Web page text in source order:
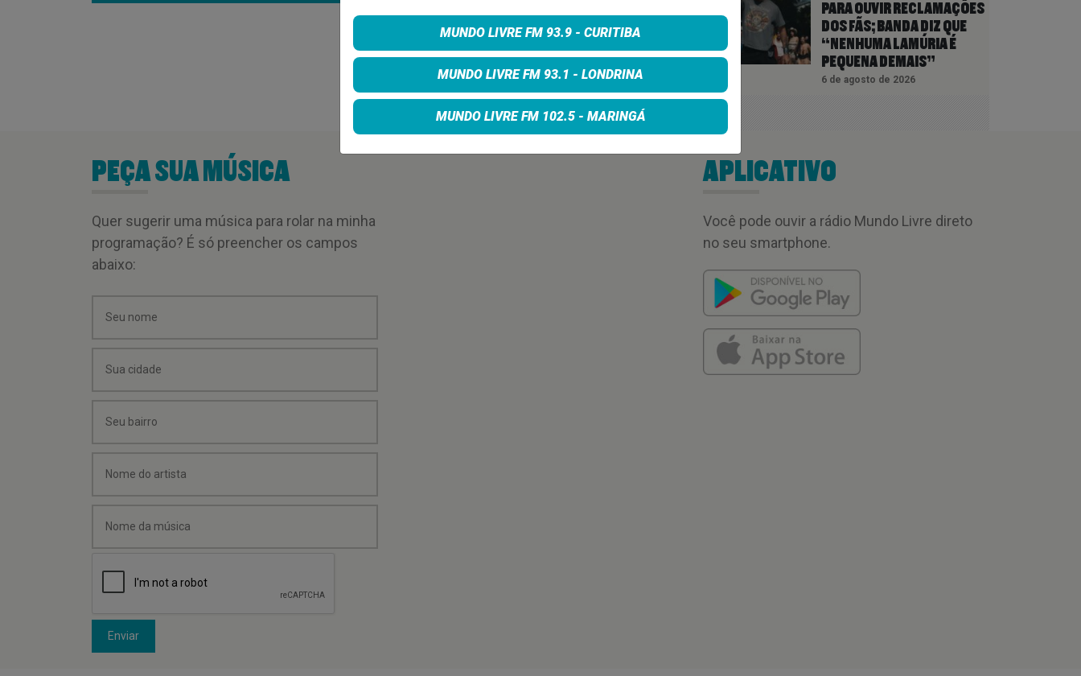
PARA OUVIR RECLAMAÇÕES
DOS FÃS; BANDA DIZ QUE
“NENHUMA LAMÚRIA É
PEQUENA DEMAIS”
6 de agosto de 2026
PEÇA SUA MÚSICA
Quer sugerir uma música para rolar na minha
programação? É só preencher os campos
abaixo:
Enviar
APLICATIVO
Você pode ouvir a rádio Mundo Livre direto
no seu smartphone.
MUNDO LIVRE FM 93.9 - CURITIBA
MUNDO LIVRE FM 93.1 - LONDRINA
MUNDO LIVRE FM 102.5 - MARINGÁ